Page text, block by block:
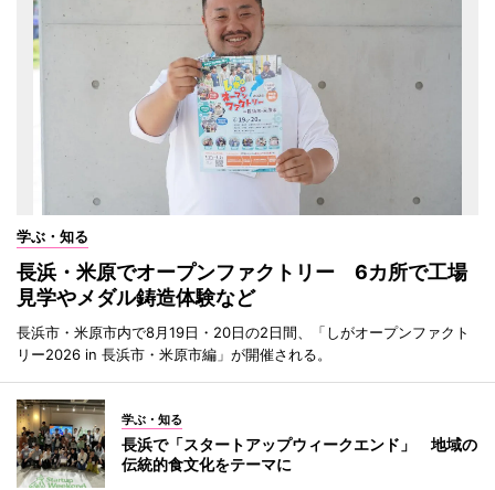
学ぶ・知る
長浜・米原でオープンファクトリー 6カ所で工場
見学やメダル鋳造体験など
長浜市・米原市内で8月19日・20日の2日間、「しがオープンファクト
リー2026 in 長浜市・米原市編」が開催される。
学ぶ・知る
長浜で「スタートアップウィークエンド」 地域の
伝統的食文化をテーマに